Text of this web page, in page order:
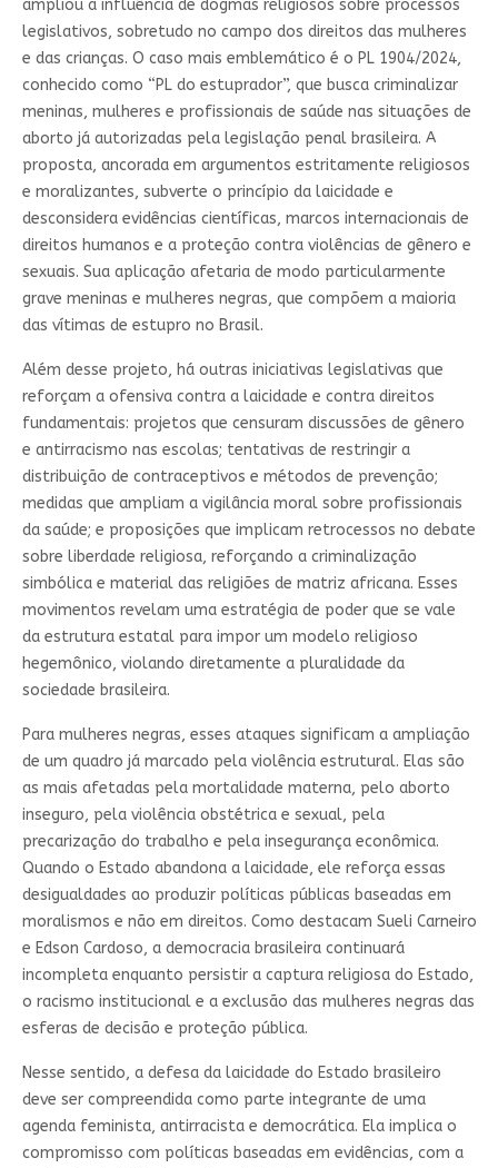
ampliou a influência de dogmas religiosos sobre processos
legislativos, sobretudo no campo dos direitos das mulheres
e das crianças. O caso mais emblemático é o PL 1904/2024,
conhecido como “PL do estuprador”, que busca criminalizar
meninas, mulheres e profissionais de saúde nas situações de
aborto já autorizadas pela legislação penal brasileira. A
proposta, ancorada em argumentos estritamente religiosos
e moralizantes, subverte o princípio da laicidade e
desconsidera evidências científicas, marcos internacionais de
direitos humanos e a proteção contra violências de gênero e
sexuais. Sua aplicação afetaria de modo particularmente
grave meninas e mulheres negras, que compõem a maioria
das vítimas de estupro no Brasil.
Além desse projeto, há outras iniciativas legislativas que
reforçam a ofensiva contra a laicidade e contra direitos
fundamentais: projetos que censuram discussões de gênero
e antirracismo nas escolas; tentativas de restringir a
distribuição de contraceptivos e métodos de prevenção;
medidas que ampliam a vigilância moral sobre profissionais
da saúde; e proposições que implicam retrocessos no debate
sobre liberdade religiosa, reforçando a criminalização
simbólica e material das religiões de matriz africana. Esses
movimentos revelam uma estratégia de poder que se vale
da estrutura estatal para impor um modelo religioso
hegemônico, violando diretamente a pluralidade da
sociedade brasileira.
Para mulheres negras, esses ataques significam a ampliação
de um quadro já marcado pela violência estrutural. Elas são
as mais afetadas pela mortalidade materna, pelo aborto
inseguro, pela violência obstétrica e sexual, pela
precarização do trabalho e pela insegurança econômica.
Quando o Estado abandona a laicidade, ele reforça essas
desigualdades ao produzir políticas públicas baseadas em
moralismos e não em direitos. Como destacam Sueli Carneiro
e Edson Cardoso, a democracia brasileira continuará
incompleta enquanto persistir a captura religiosa do Estado,
o racismo institucional e a exclusão das mulheres negras das
esferas de decisão e proteção pública.
Nesse sentido, a defesa da laicidade do Estado brasileiro
deve ser compreendida como parte integrante de uma
agenda feminista, antirracista e democrática. Ela implica o
compromisso com políticas baseadas em evidências, com a